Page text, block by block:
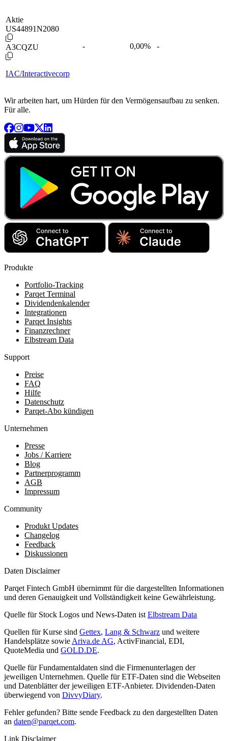
Aktie
US44891N2080
A3CQZU
IAC/Interactivecorp
- 0,00% -
Wir arbeiten hart, um Hürden für den Vermögensaufbau zu senken.
Für alle.
Produkte
Portfolio-Tracking
Parqet Terminal
Dividendenkalender
Integrationen
Parqet Insights
Finanzrechner
Elbstream Data
Support
Preise
FAQ
Hilfe
Datenschutz
Parqet-Abo kündigen
Unternehmen
Presse
Jobs / Karriere
Blog
Partnerprogramm
AGB
Impressum
Community
Produkt Updates
Changelog
Feedback
Diskussionen
Daten Disclaimer
Parqet Fintech GmbH übernimmt für die dargestellten Informationen
und deren Genauigkeit und Vollständigkeit keine Gewährleistung.
Quelle für Stock Logos und News-Daten ist Elbstream Data
Quellen für Kurse sind Gettex, Lang & Schwarz und weitere
Handelsplätze sowie Ariva.de AG, ActivFinancial, EDI,
QuoteMedia und GOLD.DE.
Quelle für Fundamentaldaten sind die Firmenunterlagen der
jeweiligen Unternehmen. Quelle für ETF-Daten sind die Webseiten
und Datenblätter der jeweiligen ETF-Anbieter. Dividenden-Daten
überwiegend von DivvyDiary.
Fehler gefunden? Bitte sende Feedback zu den dargestellten Daten
an daten@parqet.com.
Link Disclaimer